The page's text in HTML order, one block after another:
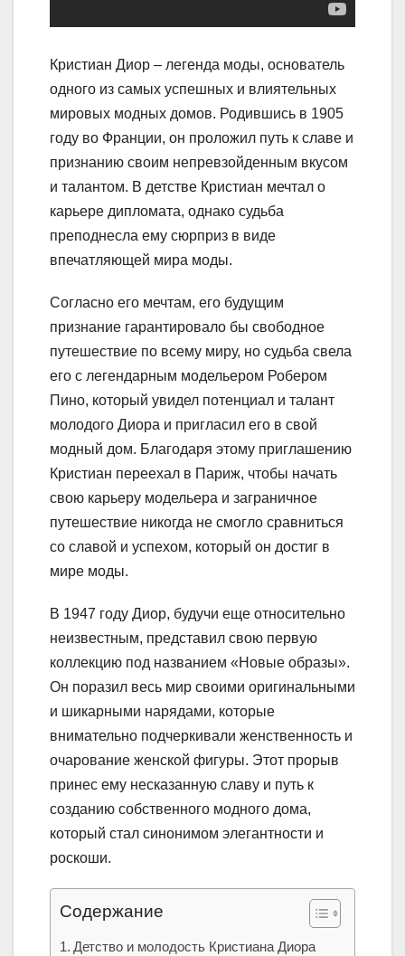
Кристиан Диор – легенда моды, основатель
одного из самых успешных и влиятельных
мировых модных домов. Родившись в 1905
году во Франции, он проложил путь к славе и
признанию своим непревзойденным вкусом
и талантом. В детстве Кристиан мечтал о
карьере дипломата, однако судьба
преподнесла ему сюрприз в виде
впечатляющей мира моды.
Согласно его мечтам, его будущим
признание гарантировало бы свободное
путешествие по всему миру, но судьба свела
его с легендарным модельером Робером
Пино, который увидел потенциал и талант
молодого Диора и пригласил его в свой
модный дом. Благодаря этому приглашению
Кристиан переехал в Париж, чтобы начать
свою карьеру модельера и заграничное
путешествие никогда не смогло сравниться
со славой и успехом, который он достиг в
мире моды.
В 1947 году Диор, будучи еще относительно
неизвестным, представил свою первую
коллекцию под названием «Новые образы».
Он поразил весь мир своими оригинальными
и шикарными нарядами, которые
внимательно подчеркивали женственность и
очарование женской фигуры. Этот прорыв
принес ему несказанную славу и путь к
созданию собственного модного дома,
который стал синонимом элегантности и
роскоши.
Содержание
Детство и молодость Кристиана Диора